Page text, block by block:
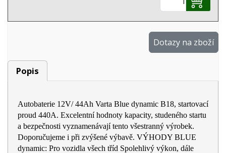
Dotazy na zboží
Popis
Autobaterie 12V/ 44Ah Varta Blue dynamic B18, startovací
proud 440A. Excelentní hodnoty kapacity, studeného startu
a bezpečnosti vyznamenávají tento všestranný výrobek.
Doporučujeme i při zvýšené výbavě. VÝHODY BLUE
dynamic: Pro vozidla všech tříd Spolehlivý výkon, dále